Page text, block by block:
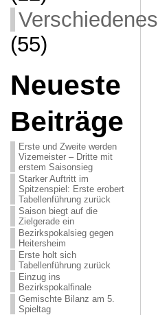
Verschiedenes
(55)
Neueste
Beiträge
Erste und Zweite werden
Vizemeister – Dritte mit
erstem Saisonsieg
Starker Auftritt im
Spitzenspiel: Erste erobert
Tabellenführung zurück
Saison biegt auf die
Zielgerade ein
Bezirkspokalsieg gegen
Heitersheim
Erste holt sich
Tabellenführung zurück
Einzug ins
Bezirkspokalfinale
Gemischte Bilanz am 5.
Spieltag